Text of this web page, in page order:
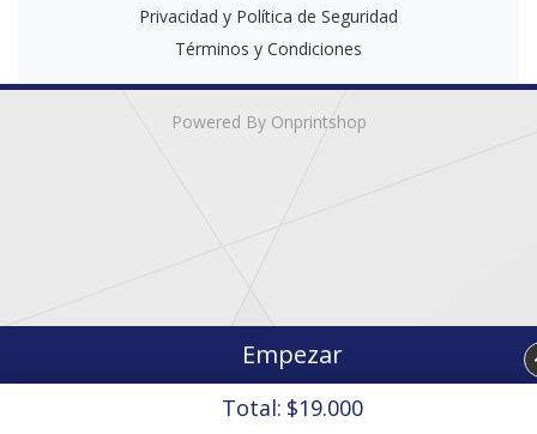
Total: $19.000
Empezar
Privacidad y Política de Seguridad
Términos y Condiciones
Powered By Onprintshop